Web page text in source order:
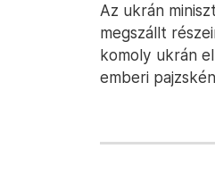
Az ukrán
megszállt
komoly ukrán
emberi